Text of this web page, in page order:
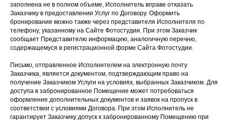
заполнена не в полном объеме, Исполнитель вправе отказать
Заказчику в предоставлении Услуг по Договору. Оформить
бронирование можно также через представителя Исполнителя по
телефону, указанному на Сайте Фотостудии. При этом Заказчик
сообщает Представителю информацию, аналогичную перечню,
содержащемуся в регистрационной форме Сайта Фотостудии.
Письмо, отправленное Исполнителем на электронную почту
Заказчика, является документом, подтверждающим право на
получение Заказчиком Услуги на условиях, выбранных Заказчиком. Для
доступа в забронированное Помещение может потребоваться
оформление дополнительных документов и заявок на пропуск в
соответствии с условиями Договора. При этом Исполнитель не
гарантирует Заказчику допуск к забронированному Помещению при